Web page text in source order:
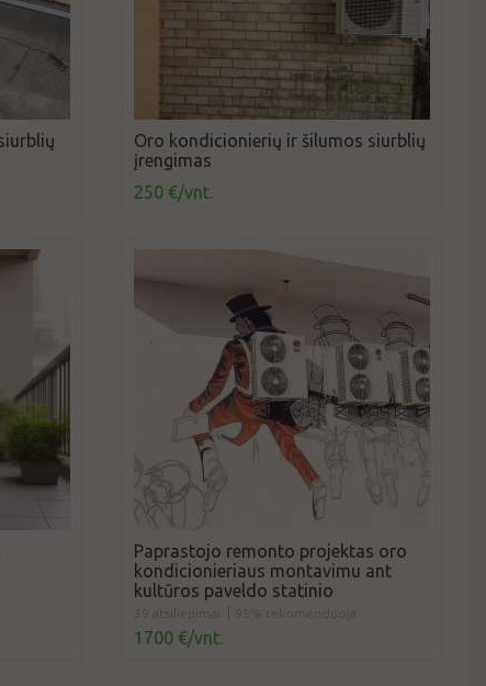
Oro kondicionierių ir šilumos siurblių
įrengimas
250 €/vnt.
Paprastojo remonto projektas oro
kondicionieriaus montavimu ant
kultūros paveldo statinio
1700 €/vnt.